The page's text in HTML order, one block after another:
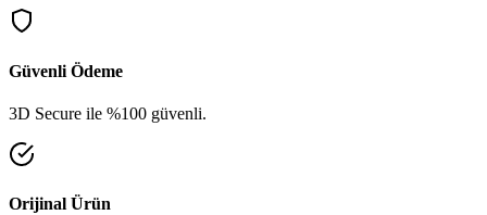
Güvenli Ödeme
3D Secure ile %100 güvenli.
Orijinal Ürün